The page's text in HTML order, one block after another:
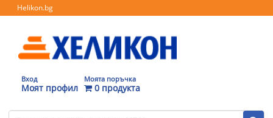
Helikon.bg
Вход
Моят профил
Моята поръчка
0 продукта